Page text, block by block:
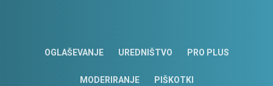
OGLAŠEVANJE UREDNIŠTVO PRO PLUS
MODERIRANJE PIŠKOTKI